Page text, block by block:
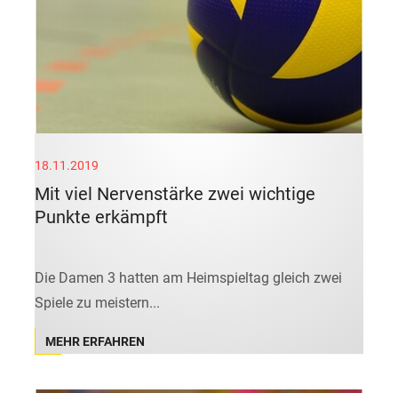
18.11.2019
Mit viel Nervenstärke zwei wichtige
Punkte erkämpft
Die Damen 3 hatten am Heimspieltag gleich zwei
Spiele zu meistern...
MEHR ERFAHREN